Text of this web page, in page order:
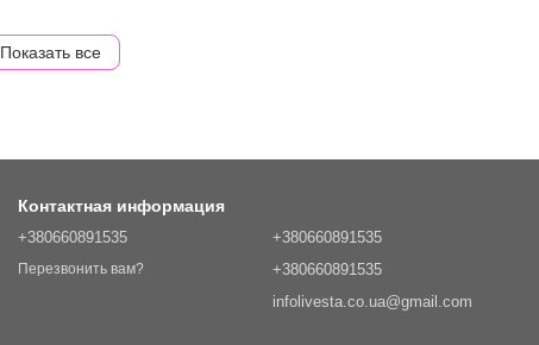
Показать все
Контактная информация
+380660891535
Перезвонить вам?
+380660891535
+380660891535
infolivesta.co.ua@gmail.com